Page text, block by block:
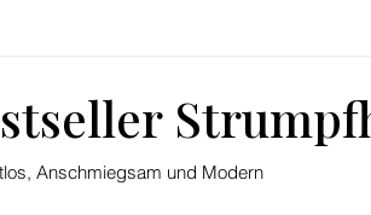
Anschmiegsam und Modern